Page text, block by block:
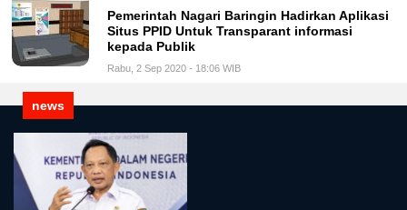
Pemerintah Nagari Baringin Hadirkan Aplikasi
Situs PPID Untuk Transparant informasi
kepada Publik
Rabu, 2 Sep 2020 - 18:06 WIB
news